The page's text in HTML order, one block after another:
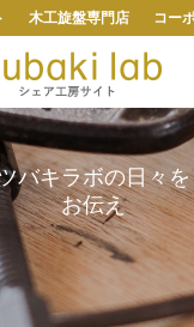
木工旋盤専門店 コー
バキラボの日々を
お伝えします。